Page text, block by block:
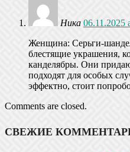
Ника 06.11.2025
Женщина: Серьги-
блестящие украшения,
канделябры. Они
подходят для особых
эффектно, стоит
Comments are closed.
СВЕЖИЕ